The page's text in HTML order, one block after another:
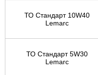
ТО Стандарт 10W40
Lemarc
ТО Стандарт 5W30
Lemarc